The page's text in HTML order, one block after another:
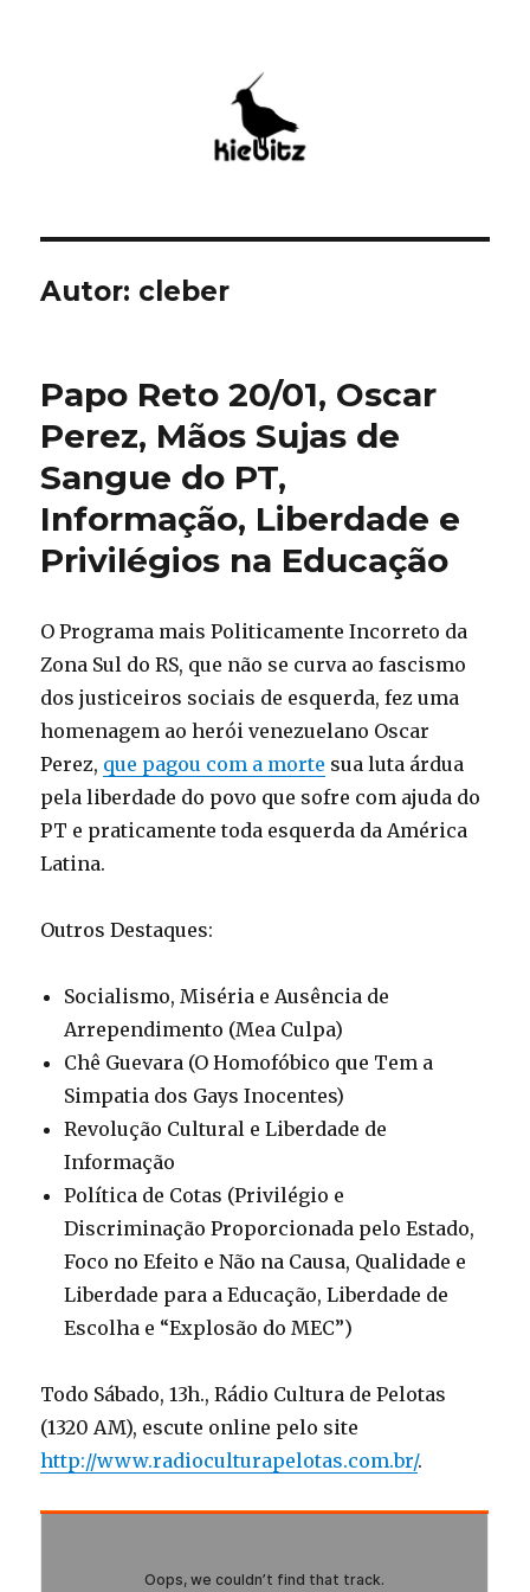
Autor: cleber
Papo Reto 20/01, Oscar
Perez, Mãos Sujas de
Sangue do PT,
Informação, Liberdade e
Privilégios na Educação
O Programa mais Politicamente Incorreto da
Zona Sul do RS, que não se curva ao fascismo
dos justiceiros sociais de esquerda, fez uma
homenagem ao herói venezuelano Oscar
Perez, que pagou com a morte sua luta árdua
pela liberdade do povo que sofre com ajuda do
PT e praticamente toda esquerda da América
Latina.
Outros Destaques:
Socialismo, Miséria e Ausência de
Arrependimento (Mea Culpa)
Chê Guevara (O Homofóbico que Tem a
Simpatia dos Gays Inocentes)
Revolução Cultural e Liberdade de
Informação
Política de Cotas (Privilégio e
Discriminação Proporcionada pelo Estado,
Foco no Efeito e Não na Causa, Qualidade e
Liberdade para a Educação, Liberdade de
Escolha e “Explosão do MEC”)
Todo Sábado, 13h., Rádio Cultura de Pelotas
(1320 AM), escute online pelo site
http://www.radioculturapelotas.com.br/.